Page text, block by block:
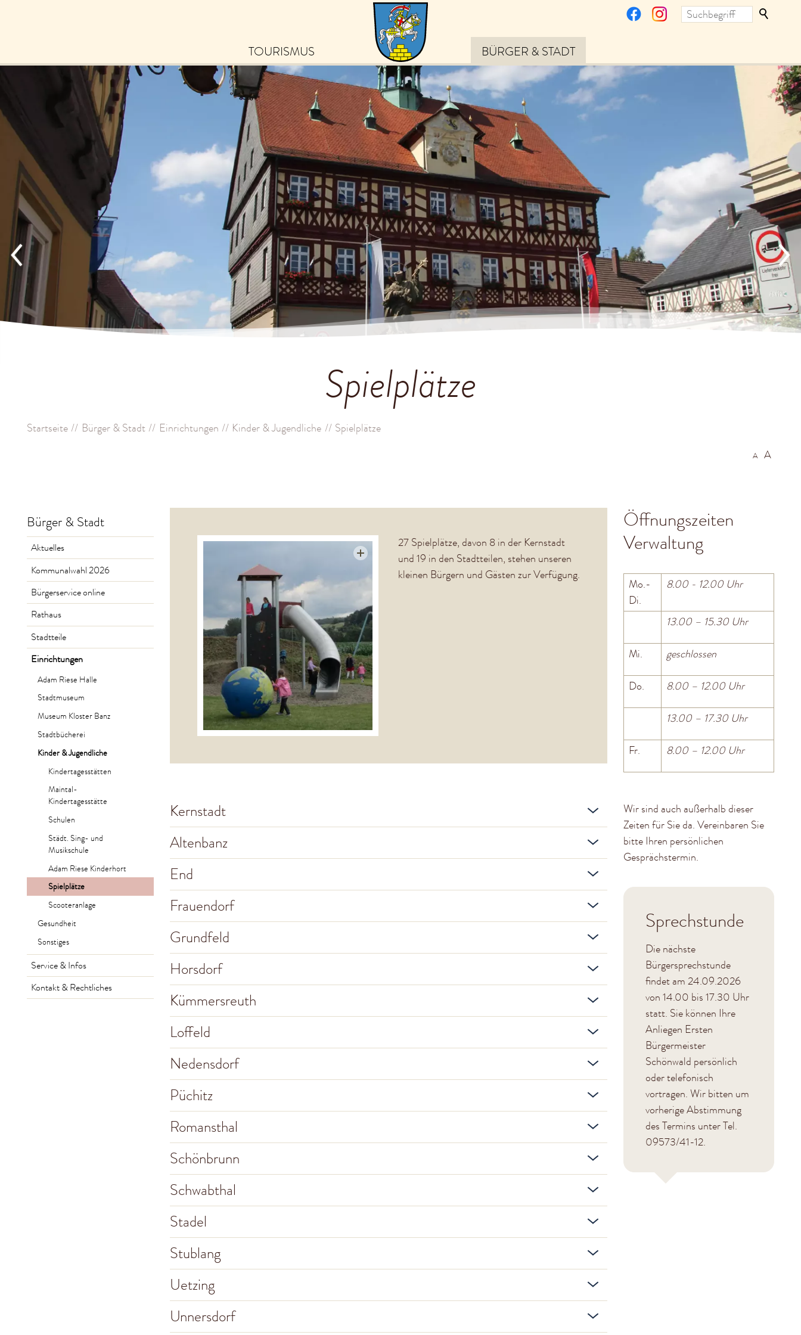
TOURISMUS BÜRGER & STADT
Spielplätze
Startseite Bürger & Stadt Einrichtungen Kinder & Jugendliche Spielplätze
A A
Bürger & Stadt
Aktuelles
Kommunalwahl 2026
Bürgerservice online
Rathaus
Stadtteile
Einrichtungen
Adam Riese Halle
Stadtmuseum
Museum Kloster Banz
Stadtbücherei
Kinder & Jugendliche
Kindertagesstätten
Maintal-
Kindertagesstätte
Schulen
Städt. Sing- und
Musikschule
Adam Riese Kinderhort
Spielplätze
Scooteranlage
Gesundheit
Sonstiges
Service & Infos
Kontakt & Rechtliches
27 Spielplätze, davon 8 in der Kernstadt
und 19 in den Stadtteilen, stehen unseren
kleinen Bürgern und Gästen zur Verfügung.
Kernstadt
Altenbanz
End
Frauendorf
Grundfeld
Horsdorf
Kümmersreuth
Loffeld
Nedensdorf
Püchitz
Romansthal
Schönbrunn
Schwabthal
Stadel
Stublang
Uetzing
Unnersdorf
Öffnungszeiten
Verwaltung
Mo.-
Di.
8.00 - 12.00 Uhr
13.00 – 15.30 Uhr
Mi. geschlossen
Do. 8.00 – 12.00 Uhr
13.00 – 17.30 Uhr
Fr. 8.00 – 12.00 Uhr
Wir sind auch außerhalb dieser
Zeiten für Sie da. Vereinbaren Sie
bitte Ihren persönlichen
Gesprächstermin.
Sprechstunde
Die nächste
Bürgersprechstunde
findet am 24.09.2026
von 14.00 bis 17.30 Uhr
statt. Sie können Ihre
Anliegen Ersten
Bürgermeister
Schönwald persönlich
oder telefonisch
vortragen. Wir bitten um
vorherige Abstimmung
des Termins unter Tel.
09573/41-12.
Bleiben Sie auf dem
Laufenden über die schönsten
Erlebnisse in Bad Staffelstein
– von Veranstaltungen und
Tipps zu Ausflugszielen bis hin
zu exklusiven Angeboten und
Neuigkeiten.
Zum Newsletter anmelden